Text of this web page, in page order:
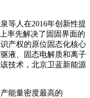
等人在2016年创新性提
率先解决了固固界面的
产权的原位固态化核心
液、固态电解质和离子
技术，北京卫蓝新能源
能量密度最高的